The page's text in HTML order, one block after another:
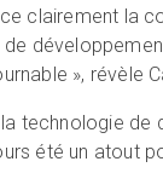
clairement la
de
», révèle
la technologie
été un atout